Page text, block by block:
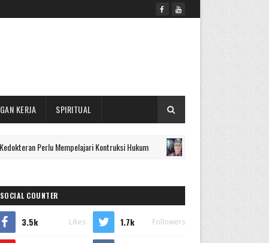
KERJA SPIRITUAL
Mempelajari Kontruksi Hukum OPINI/ARTIKEL Mencari Titik
SOCIAL COUNTER
3.5k Likes 1.7k Followers